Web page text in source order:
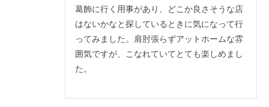
葛飾に行く用事があり、どこか良さそうな店
はないかなと探しているときに気になって行
ってみました。肩肘張らずアットホームな雰
囲気ですが、こなれていてとても楽しめまし
た。